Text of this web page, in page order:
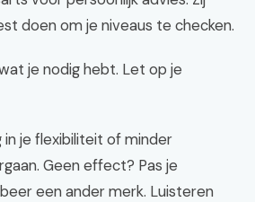
doen om je niveaus te checken.
je nodig hebt. Let op je
je flexibiliteit of minder
Geen effect? Pas je
een ander merk. Luisteren